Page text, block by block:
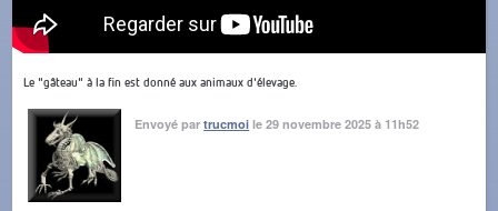
Le "gâteau" à la fin est donné aux animaux d'élevage.
Envoyé partrucmoi le 29 novembre 2025 à 11h52